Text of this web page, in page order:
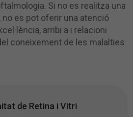
Si no es realitza una
no es pot oferir una atenció
arribi a i relacioni
coneixement de les malalties
de Retina i Vitri